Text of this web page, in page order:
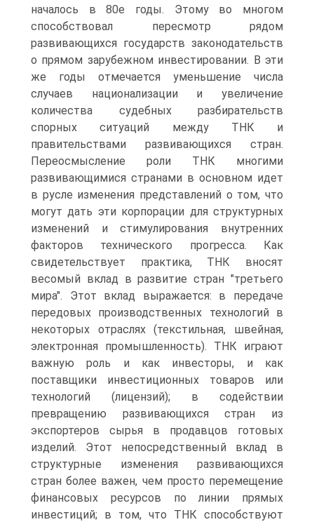
началось в 80е годы. Этому во многом
способствовал пересмотр рядом
развивающихся государств законодательств
о прямом зарубежном инвестировании. В эти
же годы отмечается уменьшение числа
случаев национализации и увеличение
количества судебных разбирательств
спорных ситуаций между ТНК и
правительствами развивающихся стран.
Переосмысление роли ТНК многими
развивающимися странами в основном идет
в русле изменения представлений о том, что
могут дать эти корпорации для структурных
изменений и стимулирования внутренних
факторов технического прогресса. Как
свидетельствует практика, ТНК вносят
весомый вклад в развитие стран "третьего
мира". Этот вклад выражается: в передаче
передовых производственных технологий в
некоторых отраслях (текстильная, швейная,
электронная промышленность). ТНК играют
важную роль и как инвесторы, и как
поставщики инвестиционных товаров или
технологий (лицензий); в содействии
превращению развивающихся стран из
экспортеров сырья в продавцов готовых
изделий. Этот непосредственный вклад в
структурные изменения развивающихся
стран более важен, чем просто перемещение
финансовых ресурсов по линии прямых
инвестиций; в том, что ТНК способствуют